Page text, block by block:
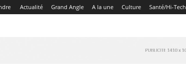
Actualité Grand Angle A la une Culture Santé/Hi-Tech